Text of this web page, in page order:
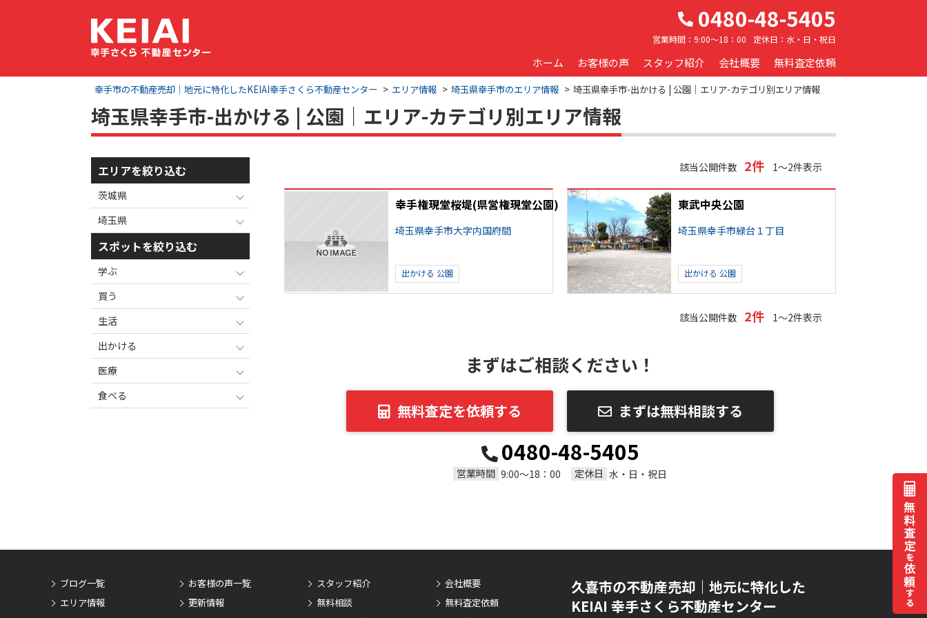
0480-48-5405
営業時間： 9:00～18：00 定休日： 水・日・祝日
ホーム お客様の声 スタッフ紹介 会社概要 無料査定依頼
幸手市の不動産売却｜地元に特化したKEIAI幸手さくら不動産センター エリア情報 埼玉県幸手市のエリア情報 埼玉県幸手市-出かける | 公園｜エリア-カテゴリ別エリア情報
埼玉県幸手市-出かける | 公園｜エリア-カテゴリ別エリア情報
該当公開件数 2件 1～2件表示
幸手権現堂桜堤(県営権現堂公園)
埼玉県幸手市大字内国府間
出かける 公園
東武中央公園
埼玉県幸手市緑台１丁目
出かける 公園
該当公開件数 2件 1～2件表示
まずはご相談ください！
無料査定を依頼する まずは無料相談する
0480-48-5405
営業時間 9:00～18：00 定休日 水・日・祝日
エリアを絞り込む
茨城県
埼玉県
スポットを絞り込む
学ぶ
買う
生活
出かける
医療
食べる
ブログ一覧
エリア情報
お客様の声一覧
更新情報
スタッフ紹介
無料相談
会社概要
無料査定依頼
久喜市の不動産売却｜地元に特化した
KEIAI 幸手さくら不動産センター